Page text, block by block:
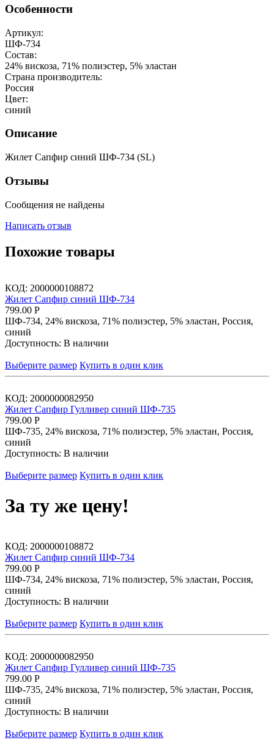
Особенности
Артикул:
ШФ-734
Состав:
24% вискоза, 71% полиэстер, 5% эластан
Страна производитель:
Россия
Цвет:
синий
Описание
Жилет Сапфир синий ШФ-734 (SL)
Отзывы
Сообщения не найдены
Написать отзыв
Похожие товары
КОД: 2000000108872
Жилет Сапфир синий ШФ-734
799.00 Р
ШФ-734, 24% вискоза, 71% полиэстер, 5% эластан, Россия,
синий
Доступность: В наличии
Выберите размер Купить в один клик
КОД: 2000000082950
Жилет Сапфир Гулливер синий ШФ-735
799.00 Р
ШФ-735, 24% вискоза, 71% полиэстер, 5% эластан, Россия,
синий
Доступность: В наличии
Выберите размер Купить в один клик
За ту же цену!
КОД: 2000000108872
Жилет Сапфир синий ШФ-734
799.00 Р
ШФ-734, 24% вискоза, 71% полиэстер, 5% эластан, Россия,
синий
Доступность: В наличии
Выберите размер Купить в один клик
КОД: 2000000082950
Жилет Сапфир Гулливер синий ШФ-735
799.00 Р
ШФ-735, 24% вискоза, 71% полиэстер, 5% эластан, Россия,
синий
Доступность: В наличии
Выберите размер Купить в один клик